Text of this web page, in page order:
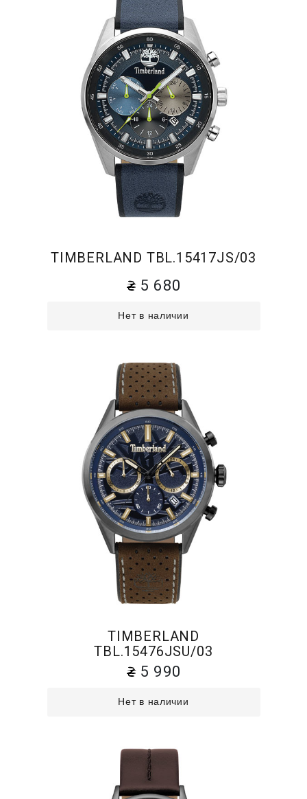
TIMBERLAND TBL.15417JS/03
5 680
Нет в наличии
TIMBERLAND
TBL.15476JSU/03
5 990
Нет в наличии